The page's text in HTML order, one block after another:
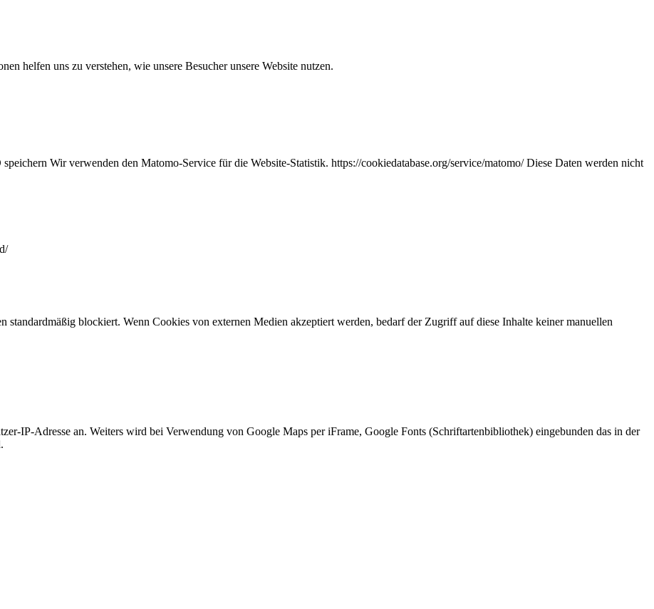
helfen uns zu verstehen, wie unsere Besucher unsere Website nutzen.
Wir verwenden den Matomo-Service für die Website-Statistik. https://cookiedatabase.org/service/matomo/ Diese Daten werden nicht
blockiert. Wenn Cookies von externen Medien akzeptiert werden, bedarf der Zugriff auf diese Inhalte keiner manuellen
IP-Adresse an. Weiters wird bei Verwendung von Google Maps per iFrame, Google Fonts (Schriftartenbibliothek) eingebunden das in der